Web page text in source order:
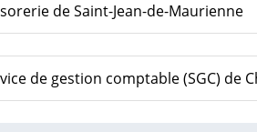
de Saint-Jean-de-Maurienne
de gestion comptable (SGC) de